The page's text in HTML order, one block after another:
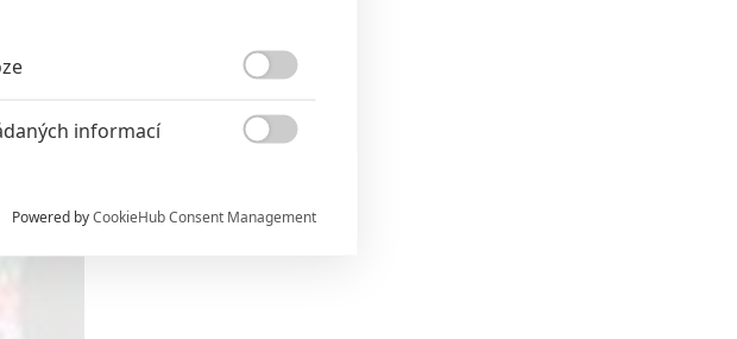
informací

reklamy
publika a vývoj
Powered byCookieHub Consent Management